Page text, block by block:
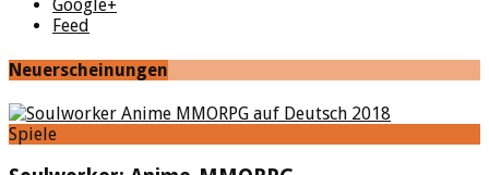
Google+
Feed
Neuerscheinungen
Spiele